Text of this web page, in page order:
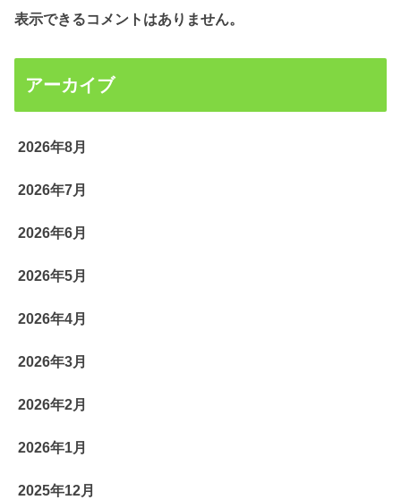
表示できるコメントはありません。
アーカイブ
2026年8月
2026年7月
2026年6月
2026年5月
2026年4月
2026年3月
2026年2月
2026年1月
2025年12月